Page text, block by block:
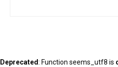
Deprecated: Function seems_utf8 is